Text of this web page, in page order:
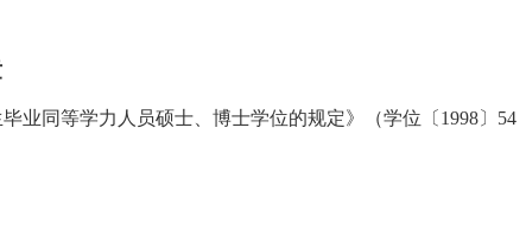
业同等学力人员硕士、博士学位的规定》（学位〔 1998〕54